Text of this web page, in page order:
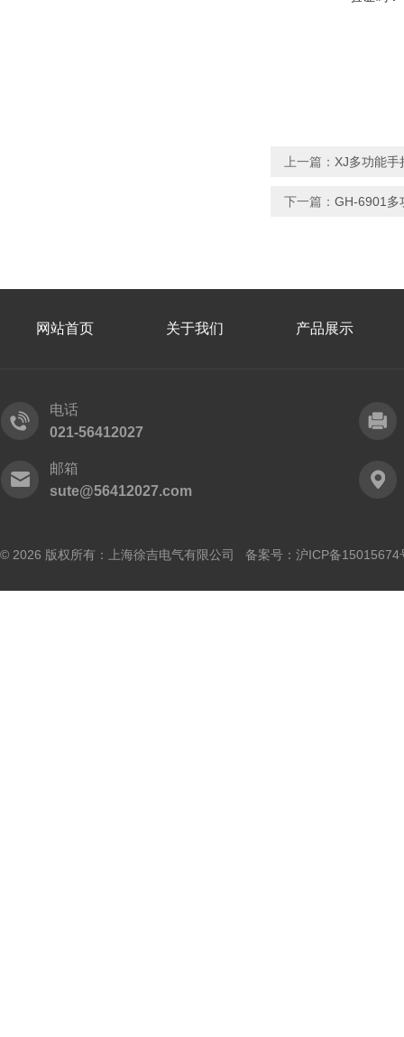
上一篇： XJ多功能手
下一篇： GH-6901多
网站首页 关于我们 产品展示
电话
021-56412027
邮箱
sute@56412027.com
© 2026 版权所有：上海徐吉电气有限公司 备案号： 沪ICP备15015674